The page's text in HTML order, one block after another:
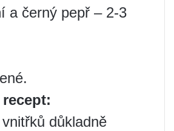
a černý pepř – 2-3
důkladně